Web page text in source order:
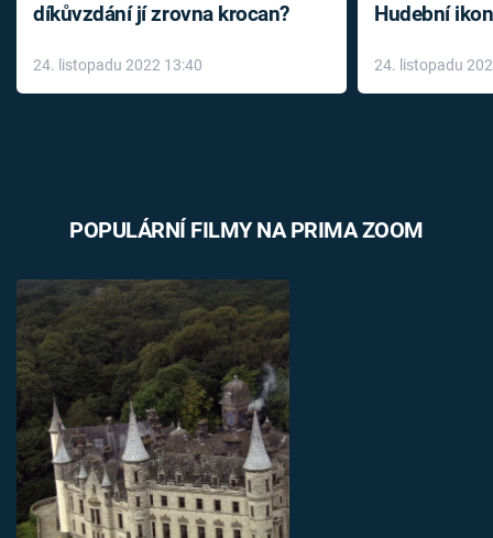
díkůvzdání jí zrovna krocan?
24. listopadu 2022 13:40
Hudební
léky
24. listopadu
POPULÁRNÍ FILMY NA PRIMA ZOOM